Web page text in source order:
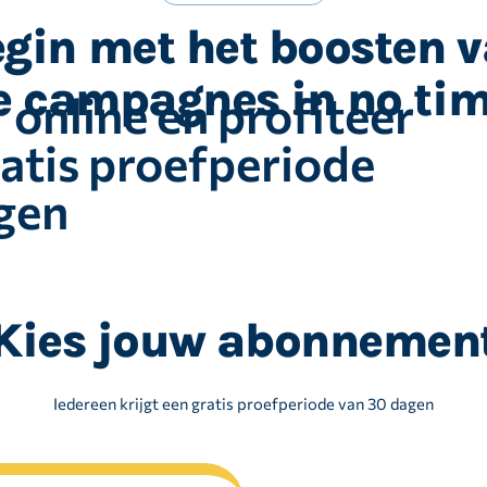
met het boosten
campagnes in no
online en profiteer
proefperiode
toegang tot
en 20%
op je
je Shopping-ads
en verbeter je
jouw
Iedereen krijgt een gratis proefperiode van 30 dagen